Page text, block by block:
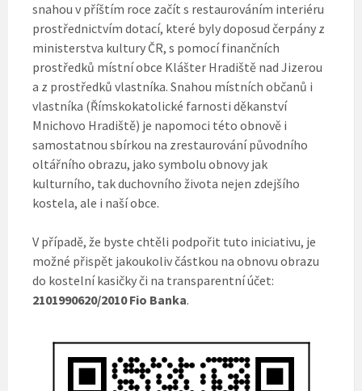
snahou v příštím roce začít s restaurováním interiéru
prostřednictvím dotací, které byly doposud čerpány z
ministerstva kultury ČR, s pomocí finančních
prostředků místní obce Klášter Hradiště nad Jizerou
a z prostředků vlastníka. Snahou místních občanů i
vlastníka (Římskokatolické farnosti děkanství
Mnichovo Hradiště) je napomoci této obnově i
samostatnou sbírkou na zrestaurování původního
oltářního obrazu, jako symbolu obnovy jak
kulturního, tak duchovního života nejen zdejšího
kostela, ale i naší obce.
V případě, že byste chtěli podpořit tuto iniciativu, je
možné přispět jakoukoliv částkou na obnovu obrazu
do kostelní kasičky či na transparentní účet:
2101990620/2010 Fio Banka.